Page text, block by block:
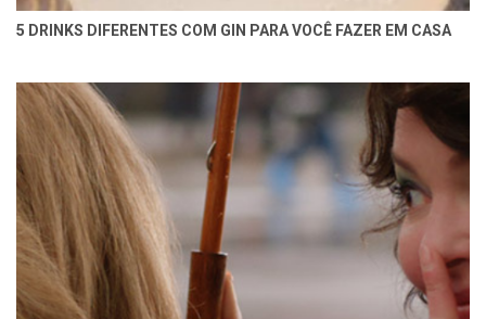
5 DRINKS DIFERENTES COM GIN PARA VOCÊ FAZER EM CASA